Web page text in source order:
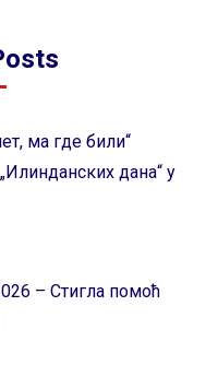
ма где били“
дана“ у
– Стигла помоћ